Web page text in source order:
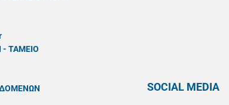
ΤΑΜΕΙΟ
SOCIAL MEDIA